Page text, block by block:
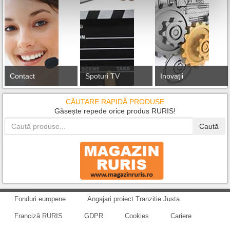
Contact Spoturi TV Inovații
CĂUTARE RAPIDĂ PRODUSE
Găsește repede orice produs RURIS!
Caută
Fonduri europene Angajari proiect Tranzitie Justa
Franciză RURIS GDPR Cookies Cariere